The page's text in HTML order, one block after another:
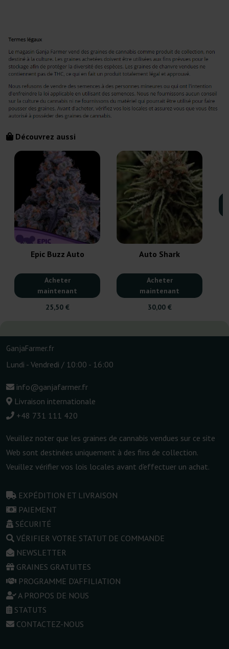
Découvrez aussi
Epic Buzz Auto
Acheter
maintenant
25,50 €
Auto Shark
Acheter
maintenant
30,00 €
GanjaFarmer.fr
Lundi - Vendredi / 10:00 - 16:00
info@ganjafarmer.fr
Livraison internationale
+48 731 111 420
Veuillez noter que les graines de cannabis vendues sur ce site
Web sont destinées uniquement à des fins de collection.
Veuillez vérifier vos lois locales avant d'effectuer un achat.
EXPÉDITION ET LIVRAISON
PAIEMENT
SÉCURITÉ
VÉRIFIER VOTRE STATUT DE COMMANDE
NEWSLETTER
GRAINES GRATUITES
PROGRAMME D'AFFILIATION
A PROPOS DE NOUS
STATUTS
CONTACTEZ-NOUS